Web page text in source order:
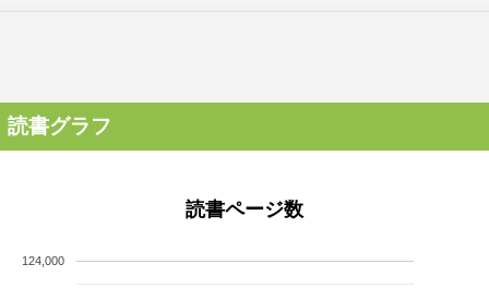
読書グラフ
読書ページ数
124,000